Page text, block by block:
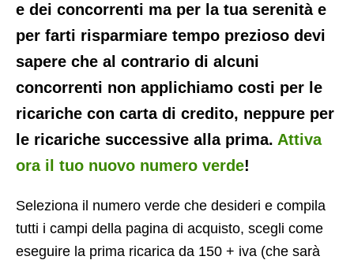
e dei concorrenti ma per la tua serenità e
per farti risparmiare tempo prezioso devi
sapere che al contrario di alcuni
concorrenti non applichiamo costi per le
ricariche con carta di credito, neppure per
le ricariche successive alla prima. Attiva
ora il tuo nuovo numero verde!
Seleziona il numero verde che desideri e compila
tutti i campi della pagina di acquisto, scegli come
eseguire la prima ricarica da 150 + iva (che sarà